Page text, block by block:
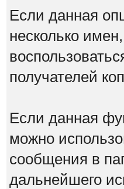
Если данная
несколько
получателей
Если данная
можно
сообщения в
дальнейшего